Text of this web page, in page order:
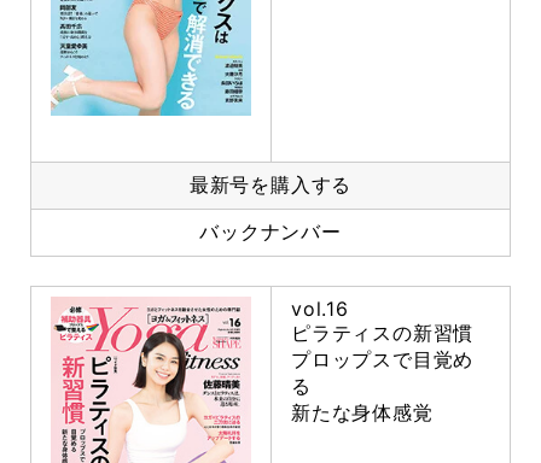
最新号を購入する
バックナンバー
vol.16
ピラティスの新習慣
プロップスで目覚め
る
新たな身体感覚